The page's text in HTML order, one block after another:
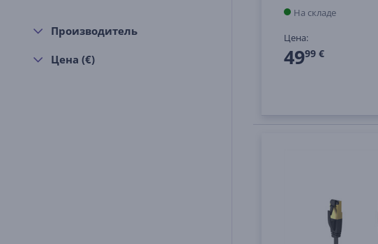
Производитель
Цена (€)
На складе
Цена:
4999 €